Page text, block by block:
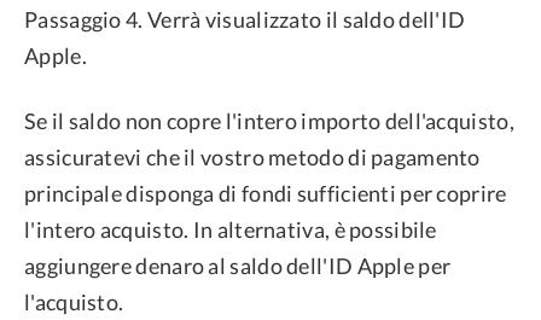
Passaggio 4. Verrà visualizzato il saldo dell'ID
Apple.
Se il saldo non copre l'intero importo dell'acquisto,
assicuratevi che il vostro metodo di pagamento
principale disponga di fondi sufficienti per coprire
l'intero acquisto. In alternativa, è possibile
aggiungere denaro al saldo dell'ID Apple per
l'acquisto.